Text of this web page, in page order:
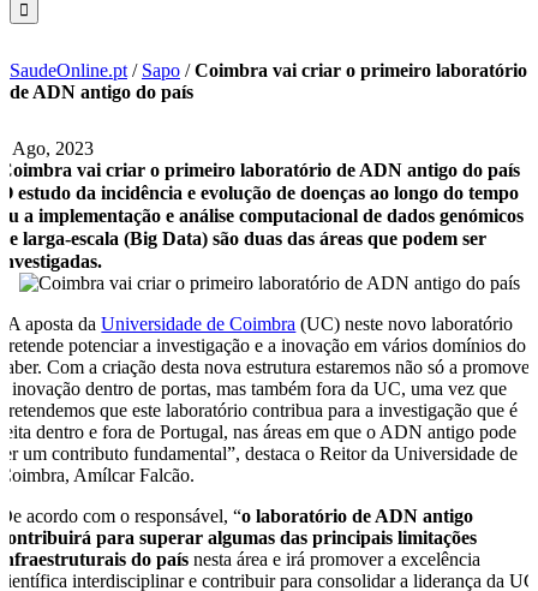
SaudeOnline.pt / Sapo /Coimbra vai criar o primeiro laboratório
de ADN antigo do país
1 Ago, 2023
Coimbra vai criar o primeiro laboratório de ADN antigo do país
O estudo da incidência e evolução de doenças ao longo do tempo
ou a implementação e análise computacional de dados genómicos
de larga-escala (Big Data) são duas das áreas que podem ser
investigadas.
“A aposta daUniversidade de Coimbra (UC) neste novo laboratório
pretende potenciar a investigação e a inovação em vários domínios do
saber. Com a criação desta nova estrutura estaremos não só a promover
a inovação dentro de portas, mas também fora da UC, uma vez que
pretendemos que este laboratório contribua para a investigação que é
feita dentro e fora de Portugal, nas áreas em que o ADN antigo pode
ter um contributo fundamental”, destaca o Reitor da Universidade de
Coimbra, Amílcar Falcão.
De acordo com o responsável, “o laboratório de ADN antigo
contribuirá para superar algumas das principais limitações
infraestruturais do país nesta área e irá promover a excelência
científica interdisciplinar e contribuir para consolidar a liderança da UC